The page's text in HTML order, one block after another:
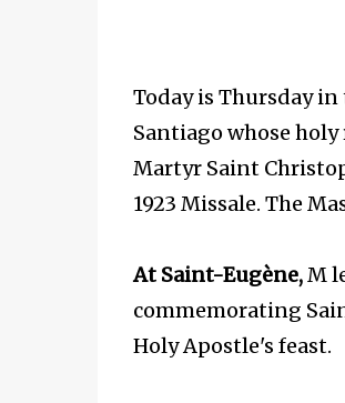
Today is Thursday
Santiago whose
Martyr Saint
1923 Missale. The
At Saint-Eugène,M
commemorating
Holy Apostle's feast.